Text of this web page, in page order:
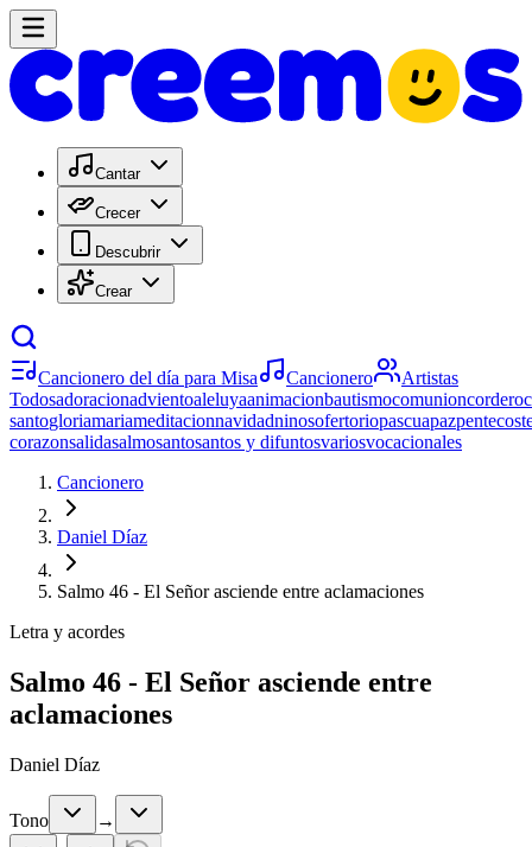
Cantar
Crecer
Descubrir
Crear
Cancionero del día para Misa Cancionero
Artistas
Todosadoracionadvientoaleluyaanimacionbautismocomunioncordero
santogloriamariameditacionnavidadninosofertoriopascuapaz
corazonsalidasalmosantosantos y difuntosvariosvocacionales
Cancionero
Daniel Díaz
Salmo 46 - El Señor asciende entre aclamaciones
Letra y acordes
Salmo 46 - El Señor asciende entre
aclamaciones
Daniel Díaz
Tono
→